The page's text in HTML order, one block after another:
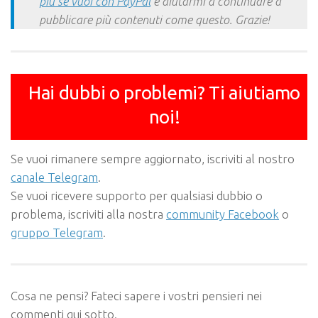
pubblicare più contenuti come questo. Grazie!
Hai dubbi o problemi? Ti aiutiamo
noi!
Se vuoi rimanere sempre aggiornato, iscriviti al nostro
canale Telegram.
Se vuoi ricevere supporto per qualsiasi dubbio o
problema, iscriviti alla nostra community Facebook o
gruppo Telegram.
Cosa ne pensi? Fateci sapere i vostri pensieri nei
commenti qui sotto.